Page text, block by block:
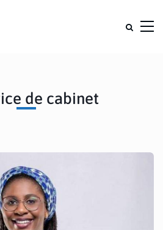
de cabinet